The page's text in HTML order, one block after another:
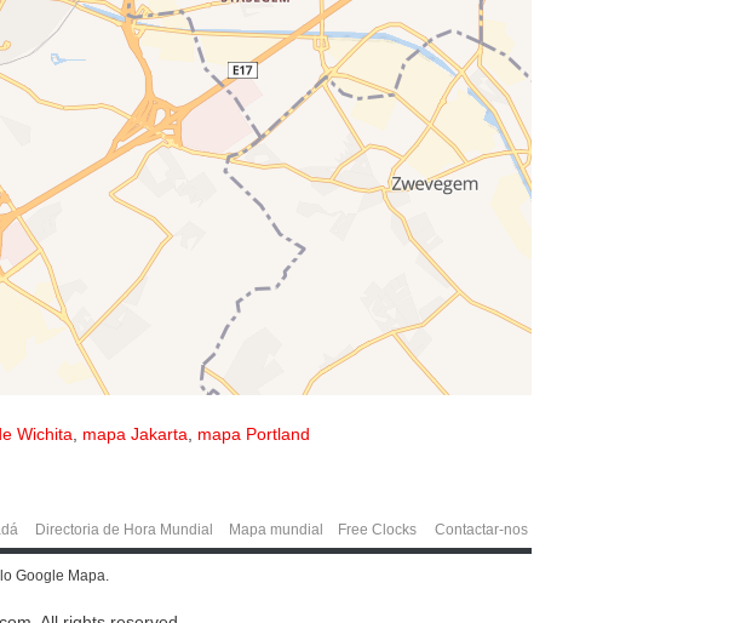
Wichita mapa Jakarta mapa Portland
Directoria de Hora Mundial Mapa mundial Free Clocks Contactar-nos
Google Mapa.